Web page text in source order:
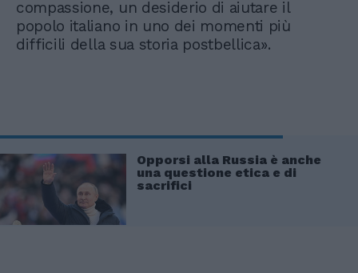
compassione, un desiderio di aiutare il
popolo italiano in uno dei momenti più
difficili della sua storia postbellica».
Opporsi alla Russia è anche
una questione etica e di
sacrifici